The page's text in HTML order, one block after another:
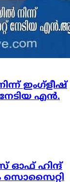
ഇംഗ്ളീഷ്
എൻ.
ഓഫ് ഹിന്ദ്
സൊസൈറ്റി